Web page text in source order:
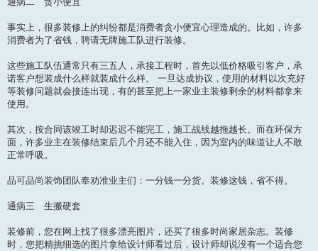
事实上，很多装修上的纠纷都是消费者贪小便宜心理造成的。比如，许多
消费者为了省钱，聘请无牌施工队进行装修。
这些施工队伍通常只有三五人，承接工程时，首先以低价格吸引客户，承
诺客户想装成什么样就装成什么样。 一旦达成协议，使用的材料以次充好
等装修问题就会接连出现，有的甚至把上一家业主装修剩余的材料都拿来
使用。
其次，按合同该竣工时却迟迟不能完工，施工战线越拖越长。而在环保方
面，许多业主在装修结束后几个月还不能入住，因为室内的味道让人不敢
正常呼吸。
品可品尚装饰团队奉劝准业主们：一分钱一分货。装修这钱，省不得。
通病三 生搬硬套
装修前，您在网上找了很多漂亮图片，还买了很多时尚家居杂志。装修
时，您把精挑细选的图片拿给设计师看过后，设计师却说没有一个适合您